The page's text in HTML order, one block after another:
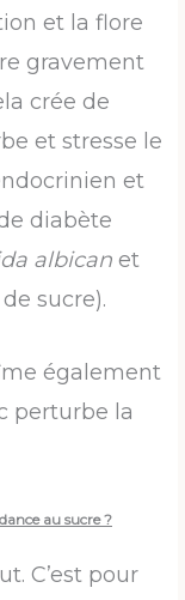
et la flore
gravement
crée de
et stresse le
et
diabète
albican et
sucre).
également
perturbe la
au sucre ?
C’est pour